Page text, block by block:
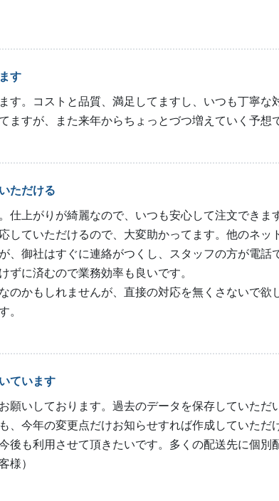
す
す。コストと品質、満足してますし、いつも丁寧
ますが、また来年からちょっとづつ増えていく予想
ただける
仕上がりが綺麗なので、いつも安心して注文できま
していただけるので、大変助かってます。他のネ
、御社はすぐに連絡がつくし、スタッフの方が電話
ずに済むので業務効率も良いです。
のかもしれませんが、直接の対応を無くさないで欲
。
ています
願いしております。過去のデータを保存していた
、今年の変更点だけお知らせすれば作成していた
後も利用させて頂きたいです。多くの配送先に個
様）